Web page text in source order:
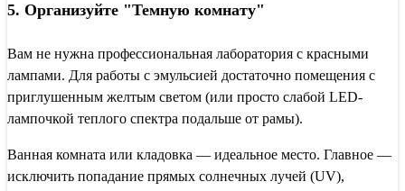
5. Организуйте "Темную комнату"
Вам не нужна профессиональная лаборатория с красными
лампами. Для работы с эмульсией достаточно помещения с
приглушенным желтым светом (или просто слабой LED-
лампочкой теплого спектра подальше от рамы).
Ванная комната или кладовка — идеальное место. Главное —
исключить попадание прямых солнечных лучей (UV),